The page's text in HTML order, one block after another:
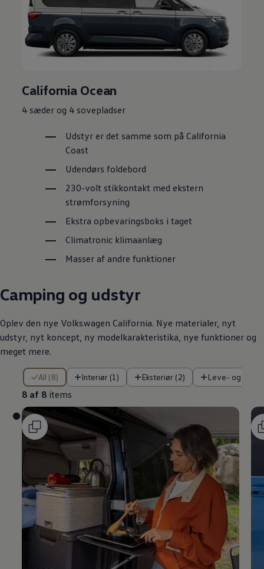
California Ocean
4 sæder og 4 sovepladser
Udstyr er det samme som på California
Coast
Udendørs foldebord
230-volt stikkontakt med ekstern
strømforsyning
Ekstra opbevaringsboks i taget
Climatronic klimaanlæg
Masser af andre funktioner
Camping og udstyr
Oplev den nye Volkswagen California. Nye materialer, nyt
udstyr, nyt koncept, ny modelkarakteristika, nye funktioner og
meget mere.
All (8) Interiør (1) Eksteriør (2) Leve- og
8 af 8 items
8 af 8 items